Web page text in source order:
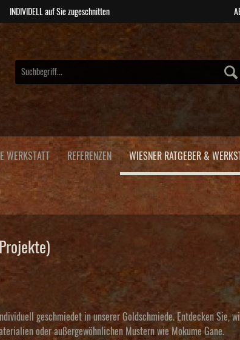
INDIVIDELL auf Sie zugeschnitten
WERKSTATT REFERENZEN WIESNER RATGEBER &
geschmiedet in unserer Goldschmiede. Entdecken Sie,
oder außergewöhnlichen Mustern wie Mokume Gane.